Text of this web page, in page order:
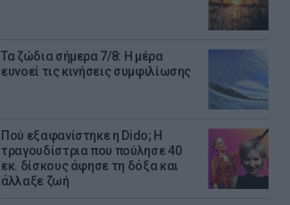
Τα ζώδια σήμερα 7/8: Η μέρα
ευνοεί τις κινήσεις συμφιλίωσης
Πού εξαφανίστηκε η Dido; Η
τραγουδίστρια που πούλησε 40
εκ. δίσκους άφησε τη δόξα και
άλλαξε ζωή